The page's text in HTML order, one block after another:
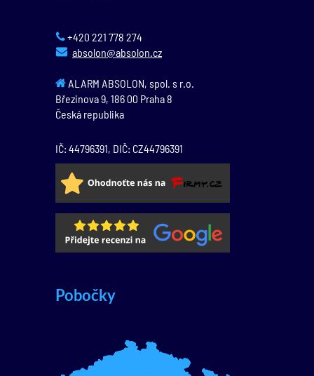
+420 221 778 274
absolon@absolon.cz
ALARM ABSOLON, spol. s r.o.
Březinova 9, 186 00 Praha 8
Česká republika
IČ: 44796391, DIČ: CZ44796391
Pobočky